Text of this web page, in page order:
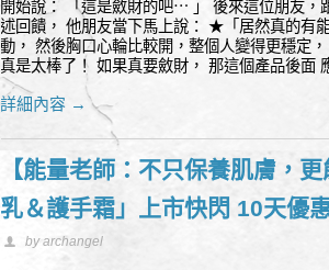
開始說： 「這是斂財的吧⋯ 」 後來這位朋友，
述回饋， 他朋友當下馬上說： ★「居然真的有
動， 然後胸口心輪比較開，整個人變得更穩定
真是太棒了！ 如果真要斂財， 那這個產品後面
詳細內容 →
【能量老師：不只保養肌膚，
乳＆護手霜」上市快閃 10天優
by archangel